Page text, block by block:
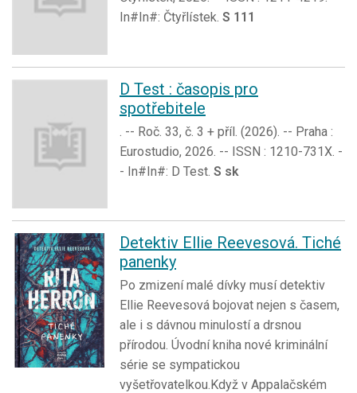
In#In#: Čtyřlístek. S 111
D Test : časopis pro
spotřebitele
. -- Roč. 33, č. 3 + příl. (2026). -- Praha :
Eurostudio, 2026. -- ISSN : 1210-731X. -
- In#In#: D Test. S sk
Detektiv Ellie Reevesová. Tiché
panenky
Po zmizení malé dívky musí detektiv
Ellie Reevesová bojovat nejen s časem,
ale i s dávnou minulostí a drsnou
přírodou. Úvodní kniha nové kriminální
série se sympatickou
vyšetřovatelkou.Když v Appalačském